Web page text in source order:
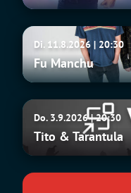
Fu
Manchu
Di. 11.8.2026 | 20:30
Fu Manchu
Tito
Tarantula
Do. 3.9.2026 | 20:30
Tito & Tarantula